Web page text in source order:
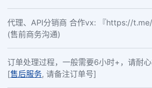
代理、API分销商 合作vx: 『https://
(售前商务沟通)
订单处理过程，一般需要6小时+，请耐心
[售后服务, 请备注订单号]